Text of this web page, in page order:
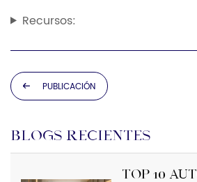
Recursos:
PUBLICACIÓN
BLOGS RECIENTES
Top 10